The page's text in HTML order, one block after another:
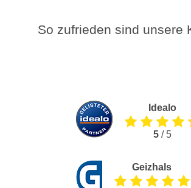
So zufrieden sind unsere
Idealo
5/ 5
Geizhals